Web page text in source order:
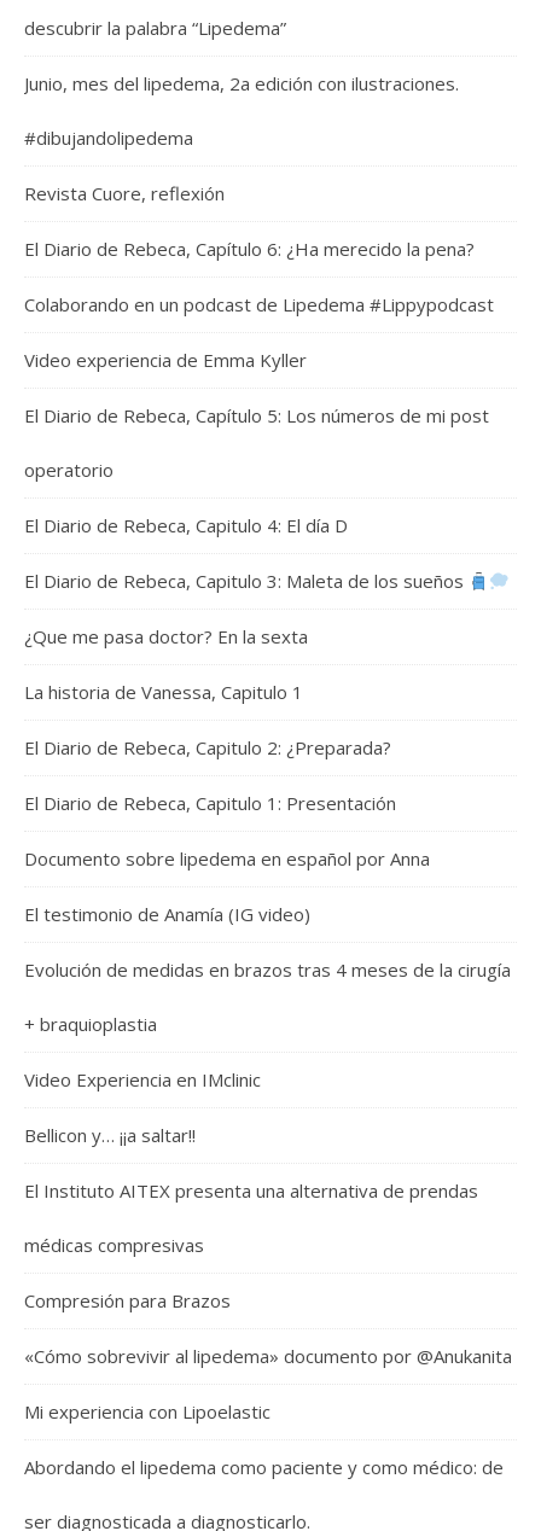
descubrir la palabra “Lipedema”
Junio, mes del lipedema, 2a edición con ilustraciones.
#dibujandolipedema
Revista Cuore, reflexión
El Diario de Rebeca, Capítulo 6: ¿Ha merecido la pena?
Colaborando en un podcast de Lipedema #Lippypodcast
Video experiencia de Emma Kyller
El Diario de Rebeca, Capítulo 5: Los números de mi post
operatorio
El Diario de Rebeca, Capitulo 4: El día D
El Diario de Rebeca, Capitulo 3: Maleta de los sueños
¿Que me pasa doctor? En la sexta
La historia de Vanessa, Capitulo 1
El Diario de Rebeca, Capitulo 2: ¿Preparada?
El Diario de Rebeca, Capitulo 1: Presentación
Documento sobre lipedema en español por Anna
El testimonio de Anamía (IG video)
Evolución de medidas en brazos tras 4 meses de la cirugía
+ braquioplastia
Video Experiencia en IMclinic
Bellicon y… ¡¡a saltar!!
El Instituto AITEX presenta una alternativa de prendas
médicas compresivas
Compresión para Brazos
«Cómo sobrevivir al lipedema» documento por @Anukanita
Mi experiencia con Lipoelastic
Abordando el lipedema como paciente y como médico: de
ser diagnosticada a diagnosticarlo.